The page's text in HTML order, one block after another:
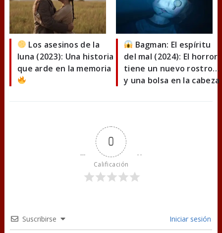
Los asesinos de la
luna (2023): Una historia
que arde en la memoria
Bagman: El espíritu
del mal (2024): El horror
tiene un nuevo rostro…
y una bolsa en la cabeza
0
Calificación
Suscribirse Iniciar sesión